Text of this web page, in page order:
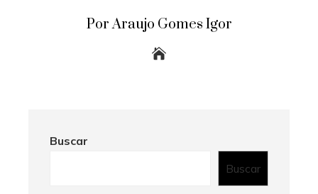
Por Araujo Gomes Igor
Buscar
Buscar